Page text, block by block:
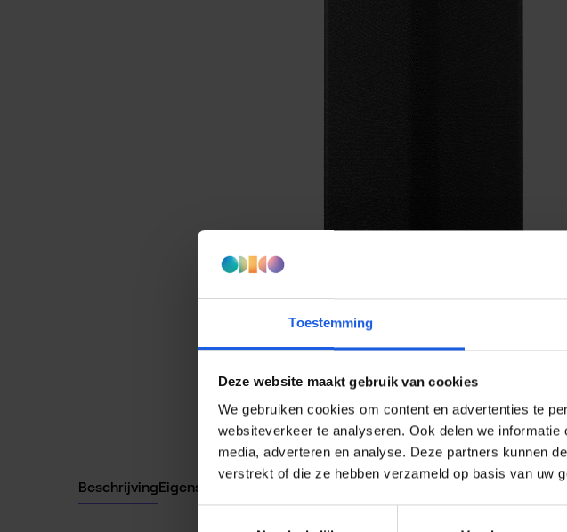
Toestemming
Deze website maakt gebruik van cookies
We gebruiken cookies om content en advertenties te
websiteverkeer te analyseren. Ook delen we
media, adverteren en analyse. Deze partners kunnen
verstrekt of die ze hebben verzameld op basis van uw
BeschrijvingEigenschappen